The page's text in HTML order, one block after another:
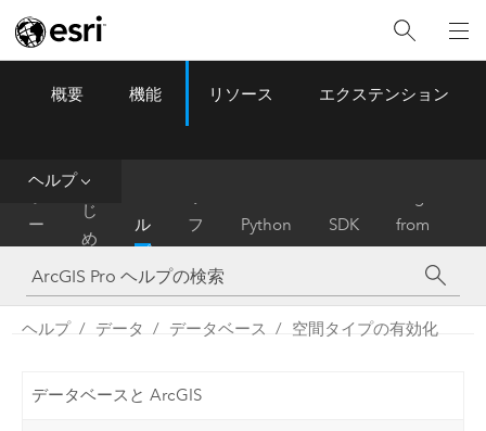
ArcGIS Pro Menu
概要 機能 リソース エクステンション
ヘルプ
ー
ム
は
じ
め
に
ル
プ
フ
ァ
レ
ン
Python SDK
from
ArcMap
ヘルプ データ データベース 空間タイプの有効化
データベースと ArcGIS